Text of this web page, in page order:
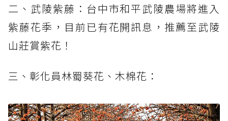
二、武陵紫藤：台中市和平武陵農場將進入
紫藤花季，目前已有花開訊息，推薦至武陵
山莊賞紫花！
三、彰化員林蜀葵花、木棉花：